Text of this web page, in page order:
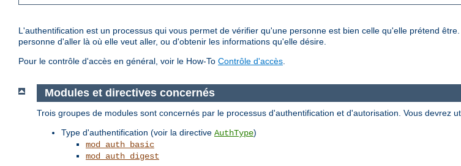
L'authentification est un processus qui vous permet de vérifier qu'une personne est bien celle qu'elle prétend
personne d'aller là où elle veut aller, ou d'obtenir les informations qu'elle désire.
Pour le contrôle d'accès en général, voir le How-To Contrôle d'accès.
Modules et directives concernés
Trois groupes de modules sont concernés par le processus d'authentification et d'autorisation. Vous devrez
Type d'authentification (voir la directive AuthType)
mod_auth_basic
mod_auth_digest